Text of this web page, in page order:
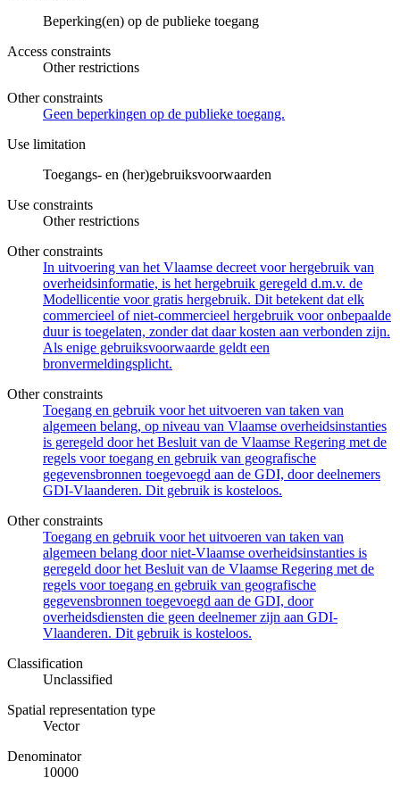
Beperking(en) op de publieke toegang
Access constraints
Other restrictions
Other constraints
Geen beperkingen op de publieke toegang.
Use limitation
Toegangs- en (her)gebruiksvoorwaarden
Use constraints
Other restrictions
Other constraints
In uitvoering van het Vlaamse decreet voor hergebruik van
overheidsinformatie, is het hergebruik geregeld d.m.v. de
Modellicentie voor gratis hergebruik. Dit betekent dat elk
commercieel of niet-commercieel hergebruik voor onbepaalde
duur is toegelaten, zonder dat daar kosten aan verbonden zijn.
Als enige gebruiksvoorwaarde geldt een
bronvermeldingsplicht.
Other constraints
Toegang en gebruik voor het uitvoeren van taken van
algemeen belang, op niveau van Vlaamse overheidsinstanties
is geregeld door het Besluit van de Vlaamse Regering met de
regels voor toegang en gebruik van geografische
gegevensbronnen toegevoegd aan de GDI, door deelnemers
GDI-Vlaanderen. Dit gebruik is kosteloos.
Other constraints
Toegang en gebruik voor het uitvoeren van taken van
algemeen belang door niet-Vlaamse overheidsinstanties is
geregeld door het Besluit van de Vlaamse Regering met de
regels voor toegang en gebruik van geografische
gegevensbronnen toegevoegd aan de GDI, door
overheidsdiensten die geen deelnemer zijn aan GDI-
Vlaanderen. Dit gebruik is kosteloos.
Classification
Unclassified
Spatial representation type
Vector
Denominator
10000